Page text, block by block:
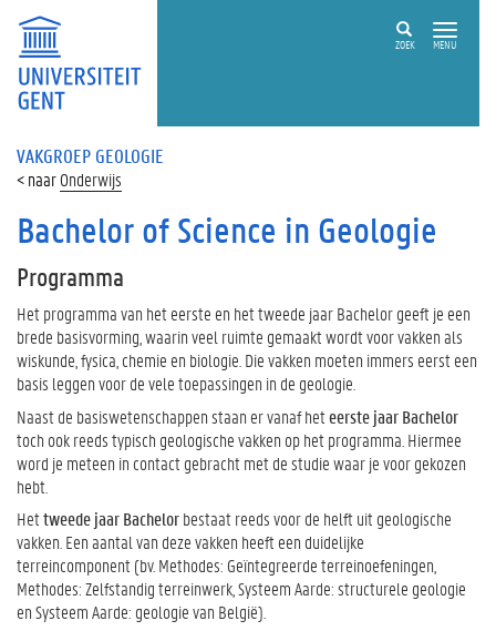
ZOEK MENU
VAKGROEP GEOLOGIE
Onderwijs
Bachelor of Science in Geologie
Programma
Het programma van het eerste en het tweede jaar Bachelor geeft je een
brede basisvorming, waarin veel ruimte gemaakt wordt voor vakken als
wiskunde, fysica, chemie en biologie. Die vakken moeten immers eerst een
basis leggen voor de vele toepassingen in de geologie.
Naast de basiswetenschappen staan er vanaf heteerste jaar Bachelor
toch ook reeds typisch geologische vakken op het programma. Hiermee
word je meteen in contact gebracht met de studie waar je voor gekozen
hebt.
Hettweede jaar Bachelorbestaat reeds voor de helft uit geologische
vakken. Een aantal van deze vakken heeft een duidelijke
terreincomponent (bv. Methodes: Geïntegreerde terreinoefeningen,
Methodes: Zelfstandig terreinwerk, Systeem Aarde: structurele geologie
en Systeem Aarde: geologie van België).